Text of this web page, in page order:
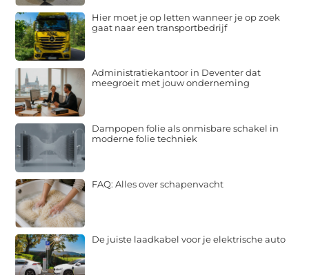
Hier moet je op letten wanneer je op zoek
gaat naar een transportbedrijf
Administratiekantoor in Deventer dat
meegroeit met jouw onderneming
Dampopen folie als onmisbare schakel in
moderne folie techniek
FAQ: Alles over schapenvacht
De juiste laadkabel voor je elektrische auto